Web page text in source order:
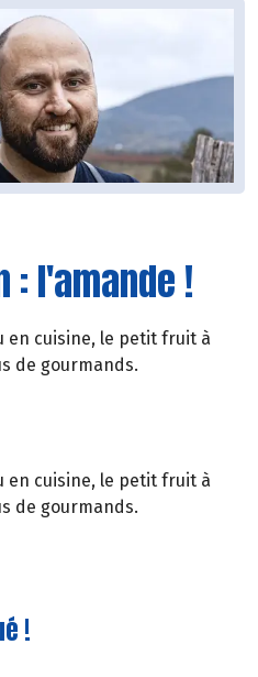
: l'amande !
en cuisine, le petit fruit à
de gourmands.
en cuisine, le petit fruit à
de gourmands.
!